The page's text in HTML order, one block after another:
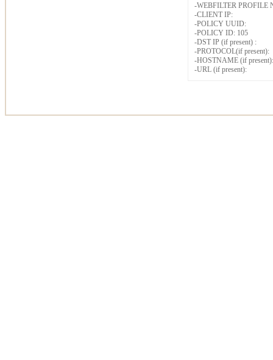
-WEBFILTER PROFILE
-CLIENT IP:
-POLICY UUID:
-POLICY ID: 105
-DST IP (if present) :
-PROTOCOL(if present):
-HOSTNAME (if present):
-URL (if present):